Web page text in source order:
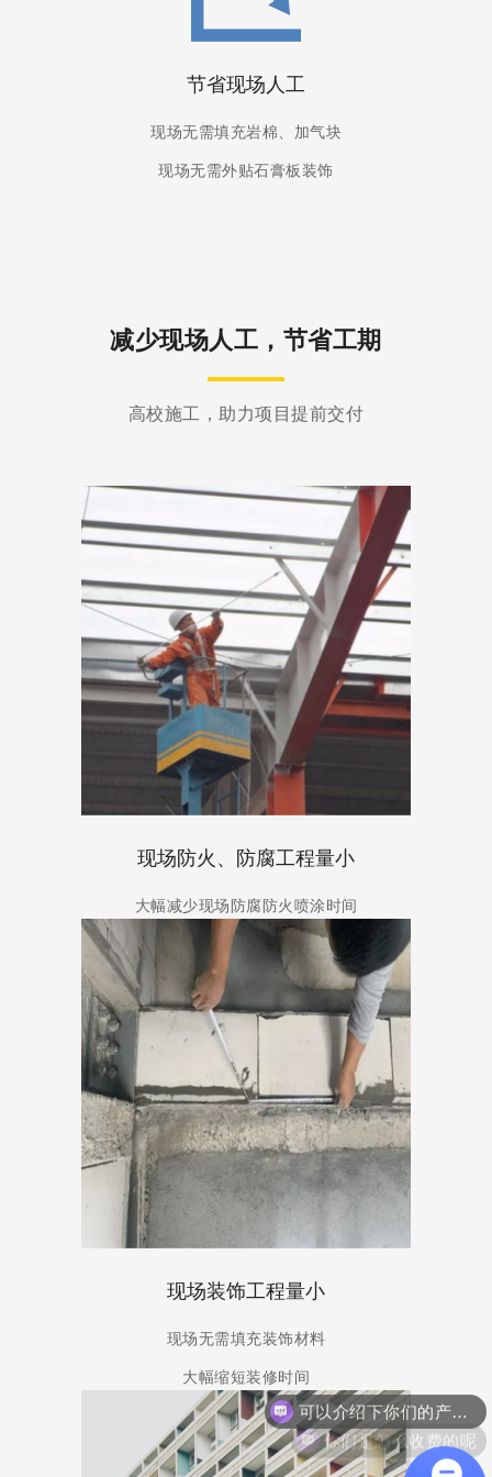
节省现场人工
现场无需填充岩棉、加气块
现场无需外贴石膏板装饰
减少现场人工，节省工期
高校施工，助力项目提前交付
现场防火、防腐工程量小
大幅减少现场防腐防火喷涂时间
现场装饰工程量小
现场无需填充装饰材料
大幅缩短装修时间
你们是怎么收费的呢